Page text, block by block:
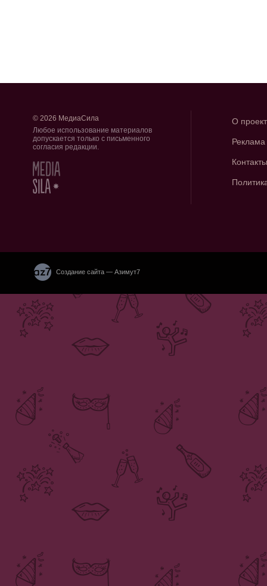
© 2026 МедиаСила
Любое использование материалов
допускается только с письменного
согласия редакции.
О
Реклама
Контакты
Создание сайта — Азимут7